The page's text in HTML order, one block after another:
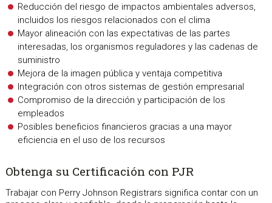
Reducción del riesgo de impactos ambientales adversos,
incluidos los riesgos relacionados con el clima
Mayor alineación con las expectativas de las partes
interesadas, los organismos reguladores y las cadenas de
suministro
Mejora de la imagen pública y ventaja competitiva
Integración con otros sistemas de gestión empresarial
Compromiso de la dirección y participación de los
empleados
Posibles beneficios financieros gracias a una mayor
eficiencia en el uso de los recursos
Obtenga su Certificación con PJR
Trabajar con Perry Johnson Registrars significa contar con un